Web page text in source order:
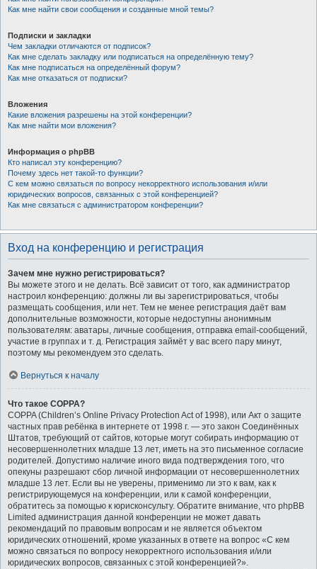
Как мне найти свои сообщения и созданные мной темы?
Подписки и закладки
Чем закладки отличаются от подписок?
Как мне сделать закладку или подписаться на определённую тему?
Как мне подписаться на определённый форум?
Как мне отказаться от подписки?
Вложения
Какие вложения разрешены на этой конференции?
Как мне найти мои вложения?
Информация о phpBB
Кто написал эту конференцию?
Почему здесь нет такой-то функции?
С кем можно связаться по вопросу некорректного использования и/или
юридических вопросов, связанных с этой конференцией?
Как мне связаться с администратором конференции?
Вход на конференцию и регистрация
Зачем мне нужно регистрироваться?
Вы можете этого и не делать. Всё зависит от того, как администратор
настроил конференцию: должны ли вы зарегистрироваться, чтобы
размещать сообщения, или нет. Тем не менее регистрация даёт вам
дополнительные возможности, которые недоступны анонимным
пользователям: аватары, личные сообщения, отправка email-сообщений,
участие в группах и т. д. Регистрация займёт у вас всего пару минут,
поэтому мы рекомендуем это сделать.
Вернуться к началу
Что такое COPPA?
COPPA (Children’s Online Privacy Protection Act of 1998), или Акт о защите
частных прав ребёнка в интернете от 1998 г. — это закон Соединённых
Штатов, требующий от сайтов, которые могут собирать информацию от
несовершеннолетних младше 13 лет, иметь на это письменное согласие
родителей. Допустимо наличие иного вида подтверждения того, что
опекуны разрешают сбор личной информации от несовершеннолетних
младше 13 лет. Если вы не уверены, применимо ли это к вам, как к
регистрирующемуся на конференции, или к самой конференции,
обратитесь за помощью к юрисконсульту. Обратите внимание, что phpBB
Limited администрация данной конференции не может давать
рекомендаций по правовым вопросам и не является объектом
юридических отношений, кроме указанных в ответе на вопрос «С кем
можно связаться по вопросу некорректного использования и/или
юридических вопросов, связанных с этой конференцией?».